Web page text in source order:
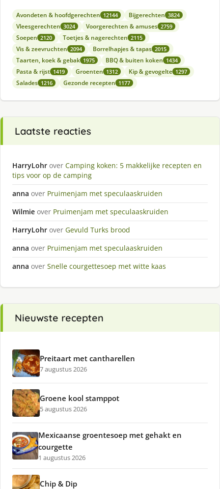
Avondeten & hoofdgerechten 12144 Bijgerechten 3824
Vleesgerechten 3024 Voorgerechten & amuses 2759
Soepen 2120 Toetjes & nagerechten 2115
Vis & zeevruchten 2094 Borrelhapjes & tapas 2015
Taarten, koek & gebak 1975 BBQ & buiten koken 1434
Pasta & rijst 1419 Groenten 1312 Kip & gevogelte 1297
Salades 1216 Gezonde recepten 1177
Laatste reacties
HarryLohr over Camping koken: 5 makkelijke recepten en
tips voor op de camping
anna over Pruimenjam met speculaaskruiden
Wilmie over Pruimenjam met speculaaskruiden
HarryLohr over Gevuld Turks brood
anna over Pruimenjam met speculaaskruiden
anna over Snelle courgettesoep met witte kaas
Nieuwste recepten
Preitaart met cantharellen
7 augustus 2026
Groene kool stamppot
5 augustus 2026
Mexicaanse groentesoep met gehakt en
courgette
1 augustus 2026
Chip & Dip